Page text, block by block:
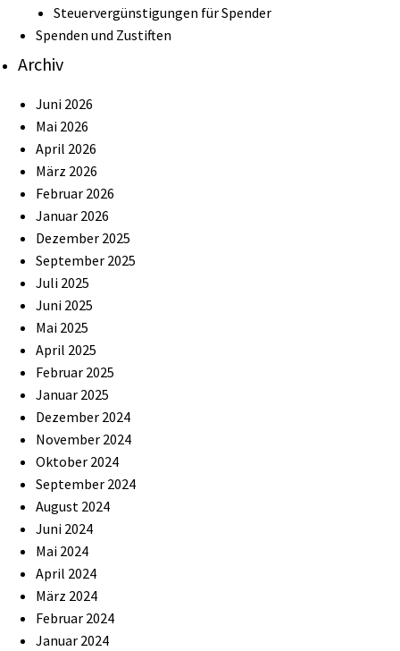
Steuervergünstigungen für Spender
Spenden und Zustiften
Archiv
Juni 2026
Mai 2026
April 2026
März 2026
Februar 2026
Januar 2026
Dezember 2025
September 2025
Juli 2025
Juni 2025
Mai 2025
April 2025
Februar 2025
Januar 2025
Dezember 2024
November 2024
Oktober 2024
September 2024
August 2024
Juni 2024
Mai 2024
April 2024
März 2024
Februar 2024
Januar 2024